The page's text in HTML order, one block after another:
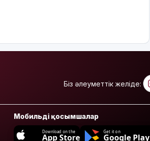
Біз әлеуметтік желіде:
Мобильді қосымшалар
Download on the
App Store
Get it on
Google Play